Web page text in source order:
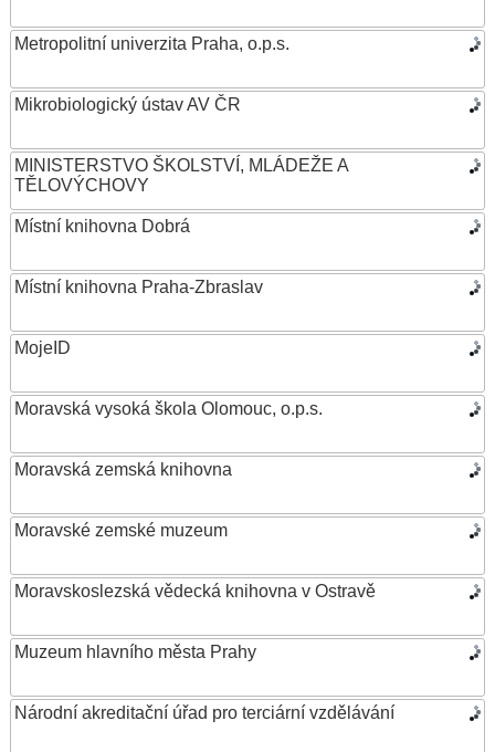
Metropolitní univerzita Praha, o.p.s.
Mikrobiologický ústav AV ČR
MINISTERSTVO ŠKOLSTVÍ, MLÁDEŽE A
TĚLOVÝCHOVY
Místní knihovna Dobrá
Místní knihovna Praha-Zbraslav
MojeID
Moravská vysoká škola Olomouc, o.p.s.
Moravská zemská knihovna
Moravské zemské muzeum
Moravskoslezská vědecká knihovna v Ostravě
Muzeum hlavního města Prahy
Národní akreditační úřad pro terciární vzdělávání